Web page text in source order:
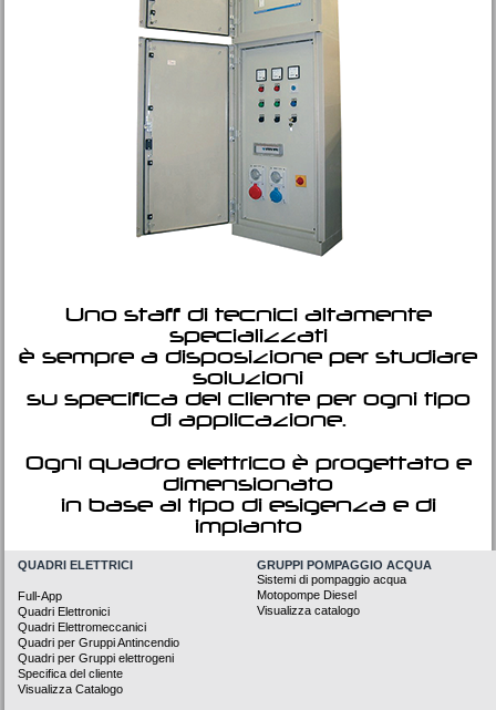
Uno staff di tecnici altamente
specializzati
è sempre a disposizione per studiare
soluzioni
su specifica del cliente per ogni tipo
di applicazione.
Ogni quadro elettrico è progettato e
dimensionato
in base al tipo di esigenza e di
impianto
QUADRI ELETTRICI
Full-App
Quadri Elettronici
Quadri Elettromeccanici
Quadri per Gruppi Antincendio
Quadri per Gruppi elettrogeni
Specifica del cliente
Visualizza Catalogo
GRUPPI POMPAGGIO ACQUA
Sistemi di pompaggio acqua
Motopompe Diesel
Visualizza catalogo